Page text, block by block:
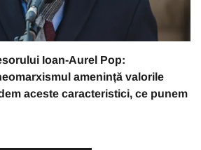
Ioan-Aurel Pop:
amenință valorile
aceste caracteristici, ce punem